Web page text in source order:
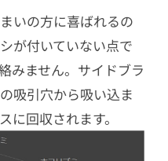
いの方に喜ばれるの
が付いていない点で
みません。サイドブラ
吸引穴から吸い込ま
に回収されます。